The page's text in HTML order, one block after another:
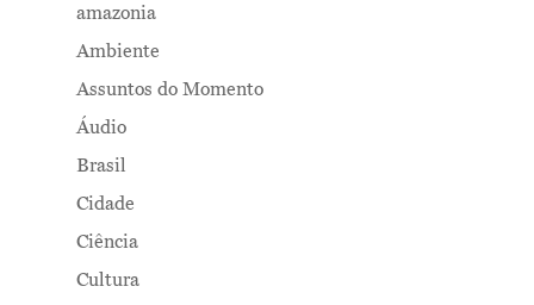
amazonia
Ambiente
Assuntos do Momento
Áudio
Brasil
Cidade
Ciência
Cultura